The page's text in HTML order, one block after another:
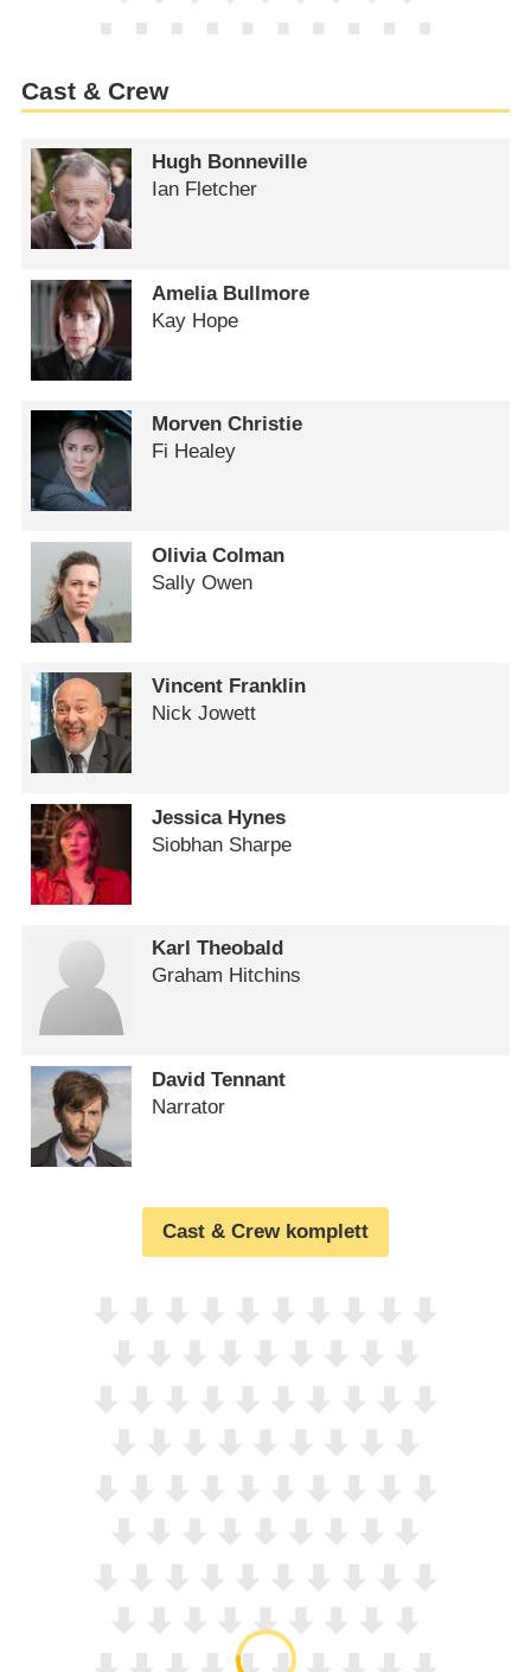
Cast & Crew
Hugh Bonneville
Ian Fletcher
Amelia Bullmore
Kay Hope
Morven Christie
Fi Healey
Olivia Colman
Sally Owen
Vincent Franklin
Nick Jowett
Jessica Hynes
Siobhan Sharpe
Karl Theobald
Graham Hitchins
David Tennant
Narrator
Cast & Crew komplett